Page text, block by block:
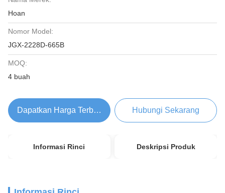
Hoan
Nomor Model:
JGX-2228D-665B
MOQ:
4 buah
Dapatkan Harga Terbaik Hubungi Sekarang
Informasi Rinci Deskripsi Produk